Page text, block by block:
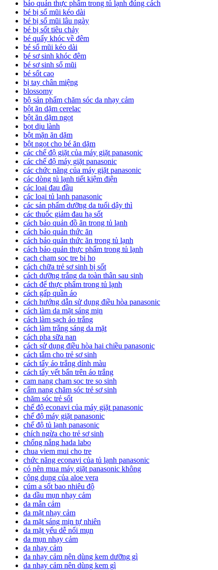
bảo quản thực phẩm trong tủ lạnh đúng cách
bé bị sổ mũi kéo dài
bé bị sổ mũi lâu ngày
bé bị sốt tiêu chảy
bé quấy khóc về đêm
bé sổ mũi kéo dài
bé sơ sinh khóc đêm
bé sơ sinh sổ mũi
bé sốt cao
bị tay chân miệng
blossomy
bộ sản phẩm chăm sóc da nhạy cảm
bột ăn dặm cerelac
bột ăn dặm ngọt
bọt dịu lành
bột mặn ăn dặm
bột ngọt cho bé ăn dặm
các chế độ giặt của máy giặt panasonic
các chế độ máy giặt panasonic
các chức năng của máy giặt panasonic
các dòng tủ lạnh tiết kiệm điện
các loại đau đầu
các loại tủ lạnh panasonic
các sản phẩm dưỡng da tuổi dậy thì
các thuốc giảm đau hạ sốt
cách bảo quản đồ ăn trong tủ lạnh
cách bảo quản thức ăn
cách bảo quản thức ăn trong tủ lạnh
cách bảo quản thực phẩm trong tủ lạnh
cach cham soc tre bi ho
cách chữa trẻ sơ sinh bị sốt
cách dưỡng trắng da toàn thân sau sinh
cách để thực phẩm trong tủ lạnh
cách gấp quần áo
cách hướng dẫn sử dụng điều hòa panasonic
cách làm da mặt sáng mịn
cách làm sạch áo trắng
cách làm trắng sáng da mặt
cách pha sữa nan
cách sử dụng điều hòa hai chiều panasonic
cách tắm cho trẻ sơ sinh
cách tẩy áo trắng dính màu
cách tẩy vết bẩn trên áo trắng
cam nang cham soc tre so sinh
cẩm nang chăm sóc trẻ sơ sinh
chăm sóc trẻ sốt
chế độ econavi của máy giặt panasonic
chế độ máy giặt panasonic
chế độ tủ lạnh panasonic
chích ngừa cho trẻ sơ sinh
chống nắng hada labo
chua viem mui cho tre
chức năng econavi của tủ lạnh panasonic
có nên mua máy giặt panasonic không
công dụng của aloe vera
cúm a sốt bao nhiêu độ
da dầu mụn nhạy cảm
da mẫn cảm
da mặt nhạy cảm
da mặt sáng mịn tự nhiên
da mặt yếu dễ nổi mụn
da mụn nhạy cảm
da nhạy cảm
da nhạy cảm nên dùng kem dưỡng gì
da nhạy cảm nên dùng kem gì